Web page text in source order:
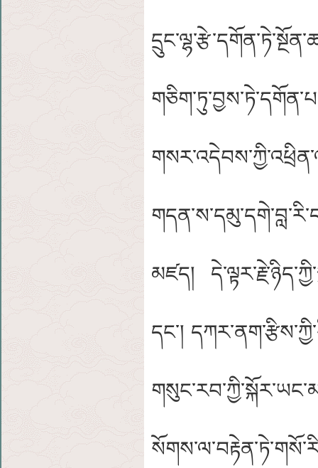
མཛད།
དང་།